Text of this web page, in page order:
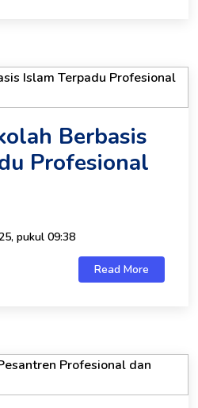
Berbasis
Profesional
pukul 09:38
Read More